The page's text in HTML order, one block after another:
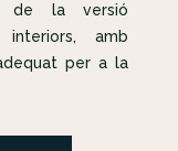
de la versió
amb
per a la